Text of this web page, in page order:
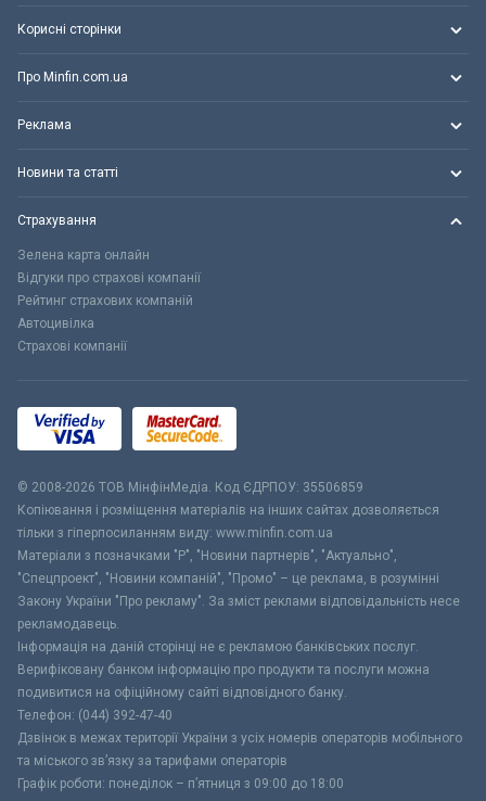
Корисні сторінки
Про Minfin.com.ua
Реклама
Новини та статті
Страхування
Зелена карта онлайн
Відгуки про страхові компанії
Рейтинг страхових компаній
Автоцивілка
Страхові компанії
© 2008-2026 ТОВ МiнфiнМедiа. Код ЄДРПОУ: 35506859
Копіювання і розміщення матеріалів на інших сайтах дозволяється
тільки з гіперпосиланням виду: www.minfin.com.ua
Матеріали з позначками "Р", "Новини партнерів", "Актуально",
"Спецпроект", "Новини компаній", "Промо" – це реклама, в розумінні
Закону України "Про рекламу". За зміст реклами відповідальність несе
рекламодавець.
Інформація на даній сторінці не є рекламою банківських послуг.
Верифіковану банком інформацію про продукти та послуги можна
подивитися на офіційному сайті відповідного банку.
Телефон: (044) 392-47-40
Дзвінок в межах території України з усіх номерів операторів мобільного
та міського зв’язку за тарифами операторів
Графік роботи: понеділок – п’ятниця з 09:00 до 18:00